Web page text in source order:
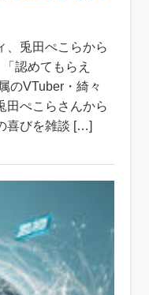
、兎田ぺこらから
認めてもらえ
のVTuber・綺々
田ぺこらさんから
喜びを雑談 […]